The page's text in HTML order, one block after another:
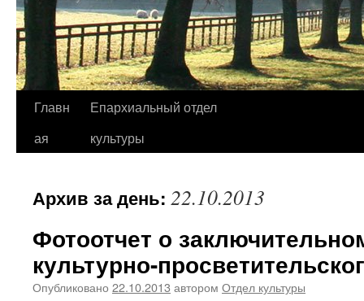
Перейти
Главн
ая
Епархиальный отдел
культуры
Архив за день: 22.10.2013
Фотоотчет о
культурно-
Опубликовано 22.10.2013 автором Отдел культуры